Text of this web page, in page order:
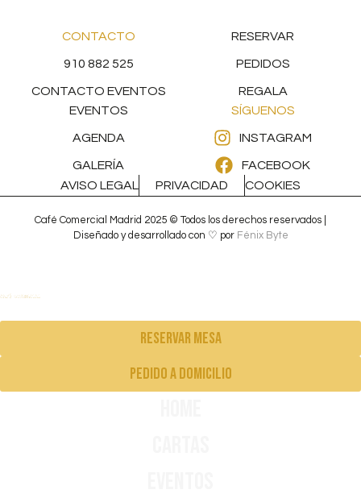
CONTACTO
910 882 525
CONTACTO EVENTOS
RESERVAR
PEDIDOS
REGALA
EVENTOS
AGENDA
GALERÍA
SÍGUENOS
INSTAGRAM
FACEBOOK
AVISO LEGAL
PRIVACIDAD COOKIES
Café Comercial Madrid 2025 © Todos los derechos reservados |
Diseñado y desarrollado con ♡ por Fénix Byte
Reservar mesa
pedido a domicilio